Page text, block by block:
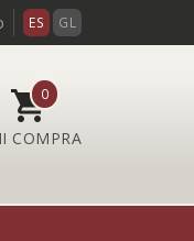
ES GL
0
COMPRA